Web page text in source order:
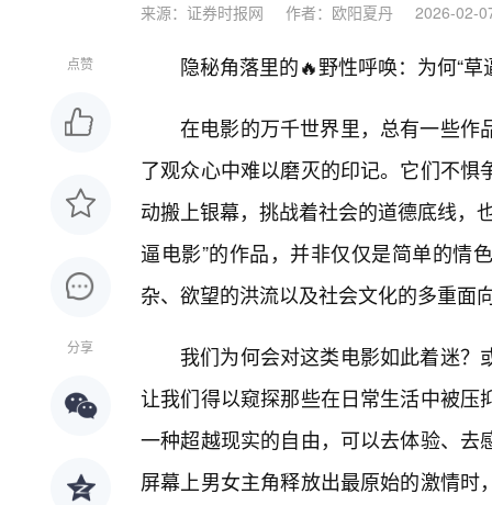
来源：证券时报网 作者：欧阳夏丹 2026-02-
点赞
分享
隐秘角落里的🔥野性呼唤：为何“
在电影的万千世界里，总有一些作
了观众心中难以磨灭的印记。它们不
动搬上银幕，挑战着社会的道德底线，
逼电影”的作品，并非仅仅是简单的情
杂、欲望的洪流以及社会文化的多重面
我们为何会对这类电影如此着迷
让我们得以窥探那些在日常生活中被
一种超越现实的自由，可以去体验、
屏幕上男女主角释放出最原始的激情